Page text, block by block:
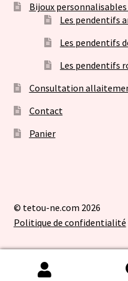
Bijoux
Les pendentifs
Les pendentifs
Les pendentifs
Consultation
Contact
Panier
© tetou-ne.com 2026
Politique de confidentialité
Recherche
Recherche